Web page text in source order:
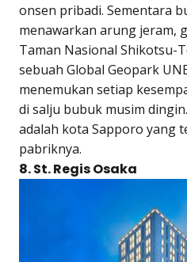
onsen pribadi. Sementara
menawarkan arung jeram,
Taman Nasional Shikotsu-
sebuah Global Geopark
menemukan setiap
di salju bubuk musim
adalah kota Sapporo yang
pabriknya.
8. St. Regis Osaka